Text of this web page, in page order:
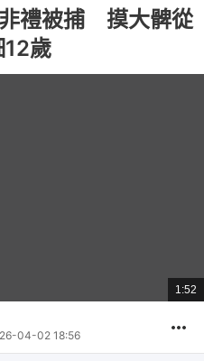
禮被捕 摸大髀從
歲
總
共
1:52
04-02 18:56